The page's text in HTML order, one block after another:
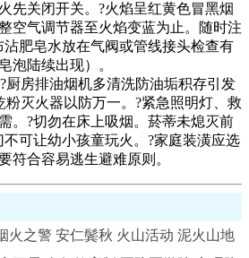
先关闭开关。?火焰呈红黄色冒黑烟
空气调节器至火焰变蓝为止。随时注
肥皂水放在气阀或管线接头检查有
泡陆续出现）。
房排油烟机多清洗防油垢积存引发
粉灭火器以防万一。?紧急照明灯、救
。?切勿在床上吸烟。菸蒂未熄灭前
可让幼小孩童玩火。?家庭装潢应选
符合容易逃生避难原则。
火之警 安仁鬓秋 火山活动 泥火山地